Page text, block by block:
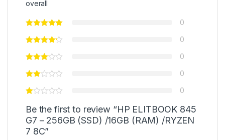
overall
0
0
0
0
0
Be the first to review “HP ELITBOOK 845
G7 – 256GB (SSD) /16GB (RAM) /RYZEN
7 8C”